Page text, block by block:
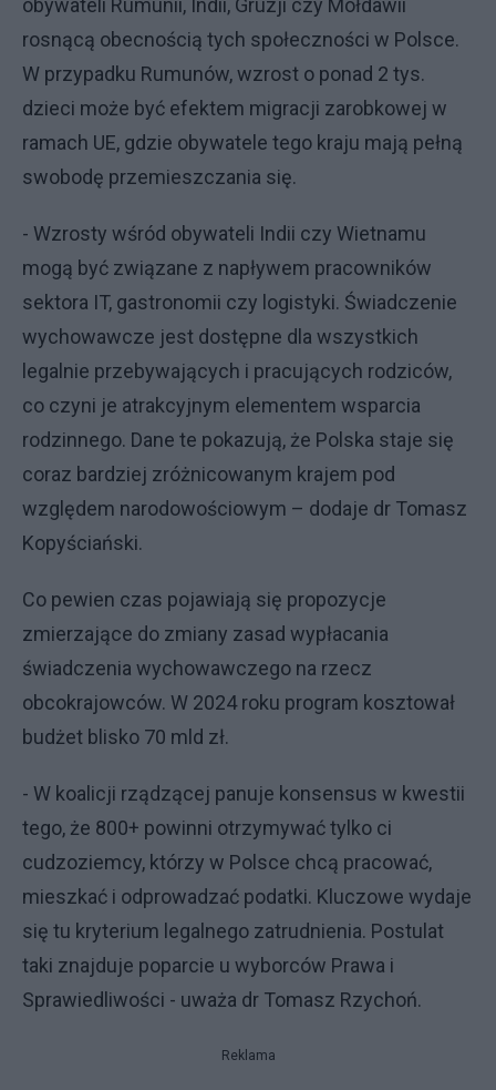
obywateli Rumunii, Indii, Gruzji czy Mołdawii
rosnącą obecnością tych społeczności w Polsce.
W przypadku Rumunów, wzrost o ponad 2 tys.
dzieci może być efektem migracji zarobkowej w
ramach UE, gdzie obywatele tego kraju mają pełną
swobodę przemieszczania się.
- Wzrosty wśród obywateli Indii czy Wietnamu
mogą być związane z napływem pracowników
sektora IT, gastronomii czy logistyki. Świadczenie
wychowawcze jest dostępne dla wszystkich
legalnie przebywających i pracujących rodziców,
co czyni je atrakcyjnym elementem wsparcia
rodzinnego. Dane te pokazują, że Polska staje się
coraz bardziej zróżnicowanym krajem pod
względem narodowościowym – dodaje dr Tomasz
Kopyściański.
Co pewien czas pojawiają się propozycje
zmierzające do zmiany zasad wypłacania
świadczenia wychowawczego na rzecz
obcokrajowców. W 2024 roku program kosztował
budżet blisko 70 mld zł.
- W koalicji rządzącej panuje konsensus w kwestii
tego, że 800+ powinni otrzymywać tylko ci
cudzoziemcy, którzy w Polsce chcą pracować,
mieszkać i odprowadzać podatki. Kluczowe wydaje
się tu kryterium legalnego zatrudnienia. Postulat
taki znajduje poparcie u wyborców Prawa i
Sprawiedliwości - uważa dr Tomasz Rzychoń.
Reklama